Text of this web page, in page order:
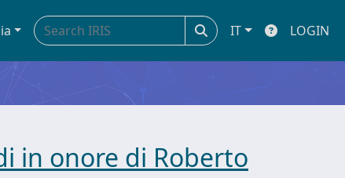
IT LOGIN
in onore di Roberto